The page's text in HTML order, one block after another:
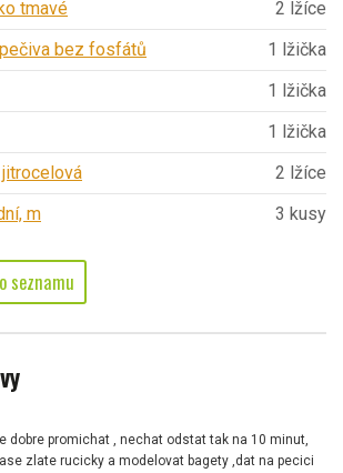
tmavé
2 lžíce
bez fosfátů
1 lžička
1 lžička
1 lžička
2 lžíce
m
3 kusy
seznamu
dobre promichat , nechat odstat tak na 10 minut,
zlate rucicky a modelovat bagety ,dat na pecici